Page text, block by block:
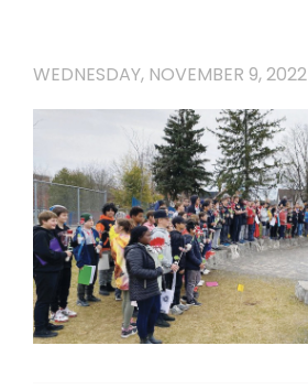
WEDNESDAY, NOVEMBER 9, 2022